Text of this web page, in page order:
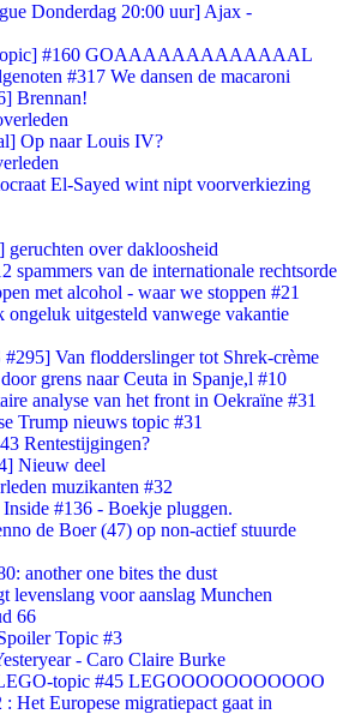
Donderdag 20:00 uur] Ajax -
#160 GOAAAAAAAAAAAAAL
#317 We dansen de macaroni
Brennan!
Op naar Louis IV?
El-Sayed wint nipt voorverkiezing
over dakloosheid
van de internationale rechtsorde
met alcohol - waar we stoppen #21
ongeluk uitgesteld vanwege vakantie
Van flodderslinger tot Shrek-crème
grens naar Ceuta in Spanje,l #10
analyse van het front in Oekraïne #31
Trump nieuws topic #31
Rentestijgingen?
Nieuw deel
muzikanten #32
#136 - Boekje pluggen.
de Boer (47) op non-actief stuurde
another one bites the dust
levenslang voor aanslag Munchen
66
Topic #3
- Caro Claire Burke
topic #45 LEGOOOOOOOOOOO
: Het Europese migratiepact gaat in